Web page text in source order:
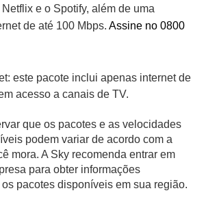
e o Spotify, além de uma
de até 100 Mbps. Assine no 0800
este pacote inclui apenas internet de
acesso a canais de TV.
que os pacotes e as velocidades
podem variar de acordo com a
mora. A Sky recomenda entrar em
para obter informações
pacotes disponíveis em sua região.